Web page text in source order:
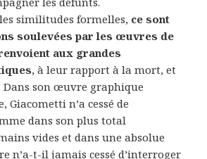
similitudes formelles, ce sont
soulevées par les œuvres de
aux grandes
, à leur rapport à la mort, et
Dans son œuvre graphique
Giacometti n’a cessé de
dans son plus total
vides et dans une absolue
n’a-t-il jamais cessé d’interroger